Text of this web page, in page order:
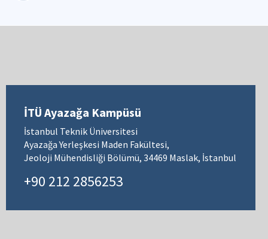
İTÜ Ayazağa Kampüsü
İstanbul Teknik Üniversitesi
Ayazağa Yerleşkesi Maden Fakültesi,
Jeoloji Mühendisliği Bölümü, 34469 Maslak, İstanbul
+90 212 2856253